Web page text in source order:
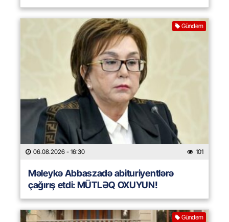
Gündəm
06.08.2026 - 16:30 101
Məleykə Abbaszadə abituriyentlərə
çağırış etdi: MÜTLƏQ OXUYUN!
Gündəm